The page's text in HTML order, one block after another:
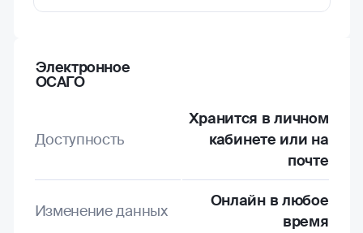
Электронное
ОСАГО
Доступность
Хранится в личном
кабинете или на
почте
Изменение данных
Онлайн в любое
время